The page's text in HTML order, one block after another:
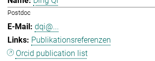
Postdoc
dqi@...
Publikationsreferenzen
Orcid publication list